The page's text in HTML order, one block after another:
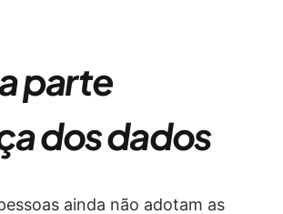
parte
dos dados
ainda não adotam as